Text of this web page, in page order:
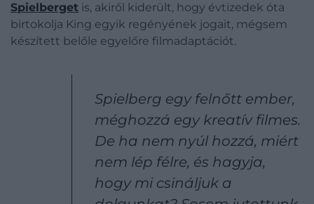
Spielberget is, akiről kiderült, hogy évtizedek óta
birtokolja King egyik regényének jogait, mégsem
készített belőle egyelőre filmadaptációt.
Spielberg egy felnőtt ember,
méghozzá egy kreatív filmes.
De ha nem nyúl hozzá, miért
nem lép félre, és hagyja,
hogy mi csináljuk a